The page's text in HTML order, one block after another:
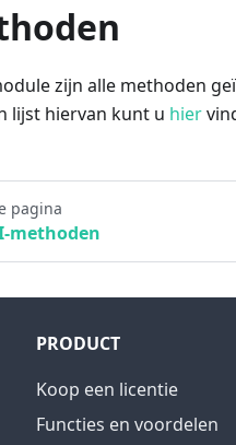
zijn alle methoden
lijst hiervan kunt u hier
pagina
methoden
PRODUCT
Koop een licentie
Functies en voordelen